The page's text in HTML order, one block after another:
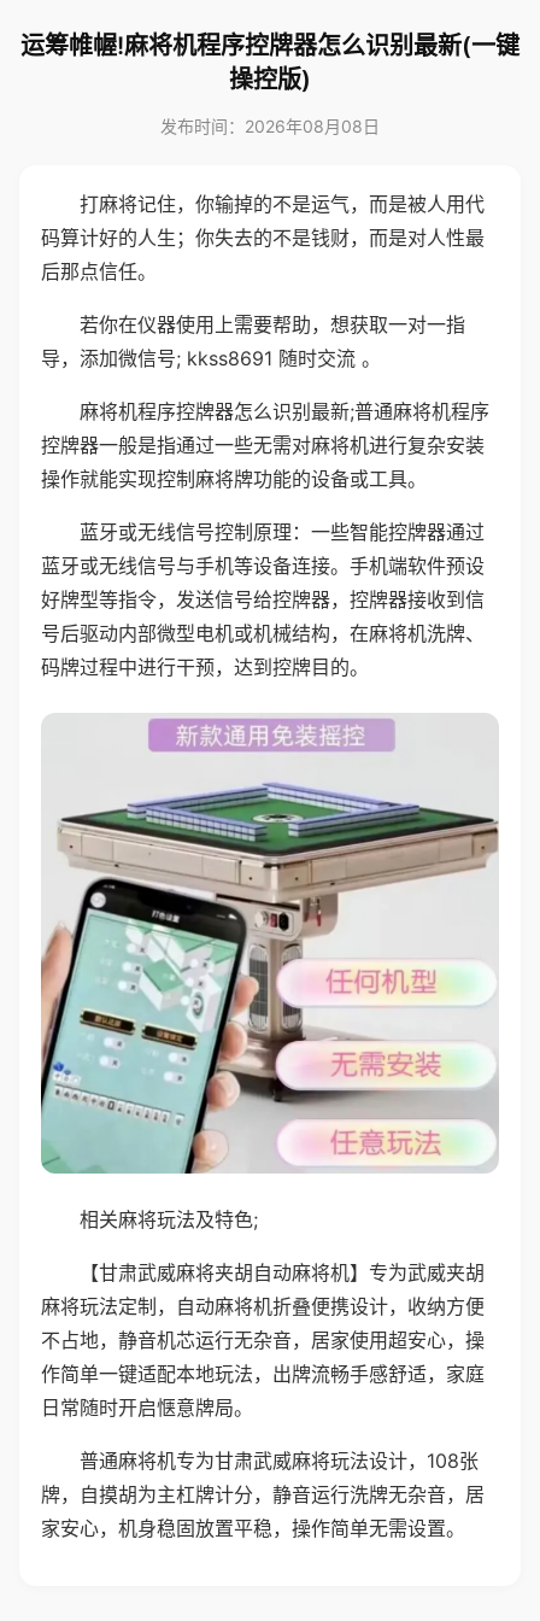
运筹帷幄!麻将机程序控牌器怎么识别最新(一键
操控版)
发布时间：2026年08月08日
打麻将记住，你输掉的不是运气，而是被人用代
码算计好的人生；你失去的不是钱财，而是对人性最
后那点信任。
若你在仪器使用上需要帮助，想获取一对一指
导，添加微信号; kkss8691 随时交流 。
麻将机程序控牌器怎么识别最新;普通麻将机程序
控牌器一般是指通过一些无需对麻将机进行复杂安装
操作就能实现控制麻将牌功能的设备或工具。
蓝牙或无线信号控制原理：一些智能控牌器通过
蓝牙或无线信号与手机等设备连接。手机端软件预设
好牌型等指令，发送信号给控牌器，控牌器接收到信
号后驱动内部微型电机或机械结构，在麻将机洗牌、
码牌过程中进行干预，达到控牌目的。
相关麻将玩法及特色;
【甘肃武威麻将夹胡自动麻将机】专为武威夹胡
麻将玩法定制，自动麻将机折叠便携设计，收纳方便
不占地，静音机芯运行无杂音，居家使用超安心，操
作简单一键适配本地玩法，出牌流畅手感舒适，家庭
日常随时开启惬意牌局。
普通麻将机专为甘肃武威麻将玩法设计，108张
牌，自摸胡为主杠牌计分，静音运行洗牌无杂音，居
家安心，机身稳固放置平稳，操作简单无需设置。